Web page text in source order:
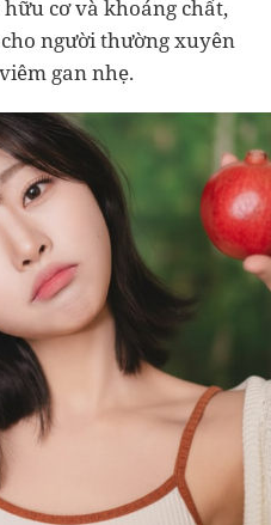
cơ và khoáng chất,
người thường xuyên
gan nhẹ.